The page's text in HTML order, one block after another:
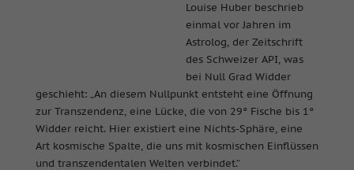
Louise Huber beschrieb
einmal vor Jahren im
Astrolog, der Zeitschrift
des Schweizer API, was
bei Null Grad Widder
geschieht: „An diesem Nullpunkt entsteht eine Öffnung
zur Transzendenz, eine Lücke, die von 29° Fische bis 1°
Widder reicht. Hier existiert eine Nichts-Sphäre, eine
Art kosmische Spalte, die uns mit kosmischen Einflüssen
und transzendentalen Welten verbindet.“